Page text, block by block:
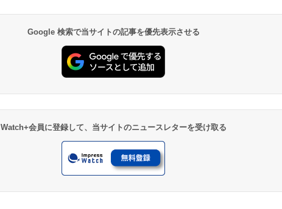
Google 検索で当サイトの記事を優先表示させる
Watch+会員に登録して、当サイトのニュースレターを受け取る